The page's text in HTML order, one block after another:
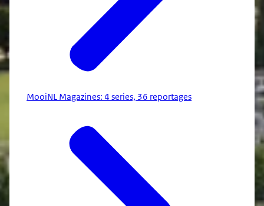
MooiNL Magazines: 4 series, 36 reportages